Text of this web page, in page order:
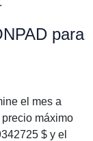
para
el mes a
máximo
$ y el